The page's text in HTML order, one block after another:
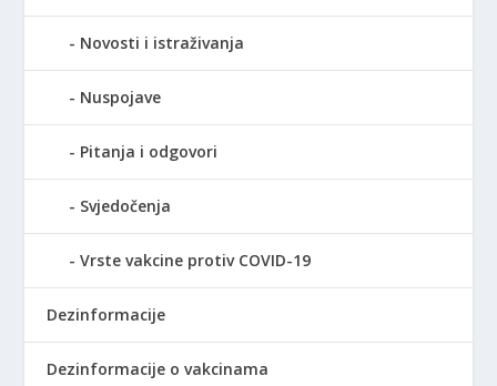
Novosti i istraživanja
Nuspojave
Pitanja i odgovori
Svjedočenja
Vrste vakcine protiv COVID-19
Dezinformacije
Dezinformacije o vakcinama